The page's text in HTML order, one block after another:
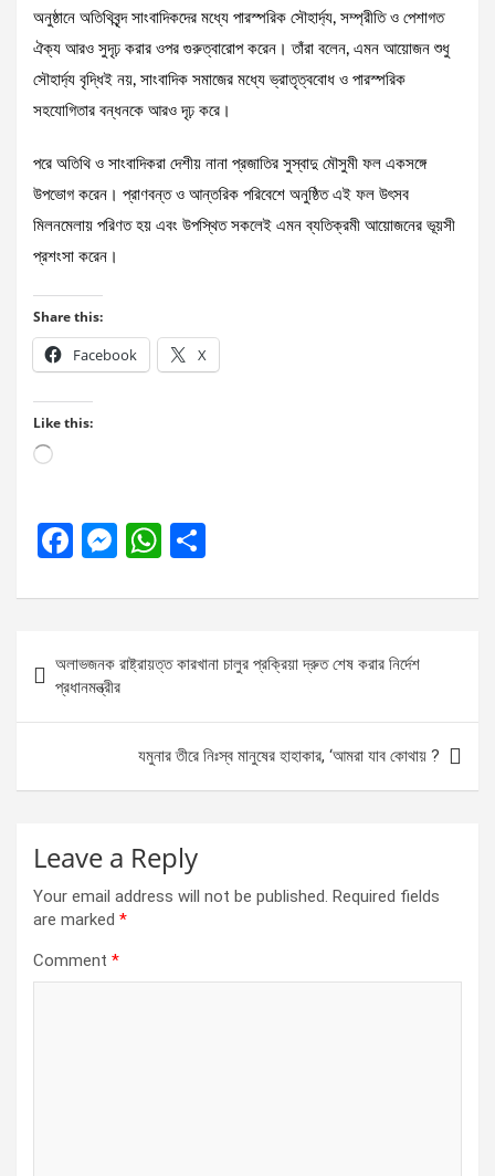
অনুষ্ঠানে অতিথিবৃন্দ সাংবাদিকদের মধ্যে পারস্পরিক সৌহার্দ্য, সম্প্রীতি ও পেশাগত
ঐক্য আরও সুদৃঢ় করার ওপর গুরুত্বারোপ করেন। তাঁরা বলেন, এমন আয়োজন শুধু
সৌহার্দ্য বৃদ্ধিই নয়, সাংবাদিক সমাজের মধ্যে ভ্রাতৃত্ববোধ ও পারস্পরিক
সহযোগিতার বন্ধনকে আরও দৃঢ় করে।
পরে অতিথি ও সাংবাদিকরা দেশীয় নানা প্রজাতির সুস্বাদু মৌসুমী ফল একসঙ্গে
উপভোগ করেন। প্রাণবন্ত ও আন্তরিক পরিবেশে অনুষ্ঠিত এই ফল উৎসব
মিলনমেলায় পরিণত হয় এবং উপস্থিত সকলেই এমন ব্যতিক্রমী আয়োজনের ভূয়সী
প্রশংসা করেন।
Share this:
Facebook X
Like this:
Loading…
F
ce
o
o
M
se
n
g
er
W
at
A
p
p
ar
navigation
অলাভজনক রাষ্ট্রায়ত্ত কারখানা চালুর প্রক্রিয়া দ্রুত শেষ করার নির্দেশ
প্রধানমন্ত্রীর
যমুনার তীরে নিঃস্ব মানুষের হাহাকার, ‘আমরা যাব কোথায় ?
Leave a Reply
Your email address will not be published. Required fields
are marked *
Comment *